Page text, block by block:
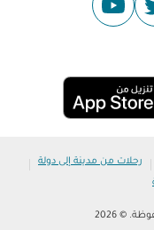
| رحلات من مدينة إلى دولة |
© 2026